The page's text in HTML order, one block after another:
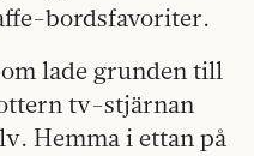
bordsfavoriter.
lade grunden till
tv-stjärnan
Hemma i ettan på